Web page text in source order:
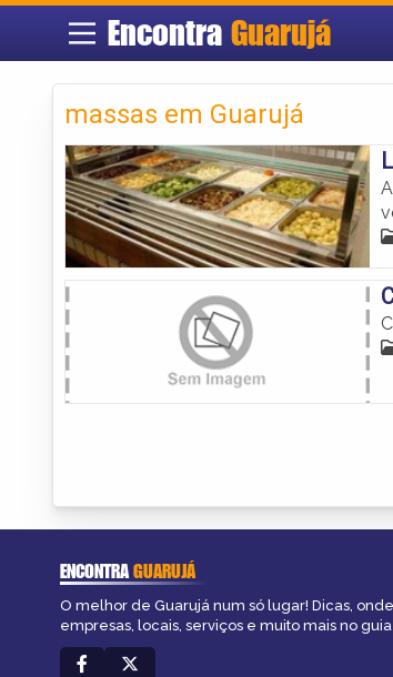
EncontraGuarujá
massas em Guarujá
ENCONTRAGUARUJÁ
O melhor de Guarujá num só lugar! Dicas,
empresas, locais, serviços e muito mais no guia